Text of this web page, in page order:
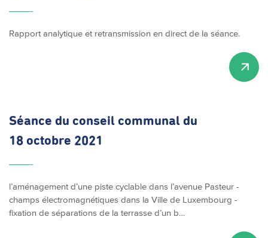
Rapport analytique et retransmission en direct de la séance.
Séance du conseil communal du
18 octobre 2021
l’aménagement d’une piste cyclable dans l’avenue Pasteur -
champs électromagnétiques dans la Ville de Luxembourg -
fixation de séparations de la terrasse d’un b…